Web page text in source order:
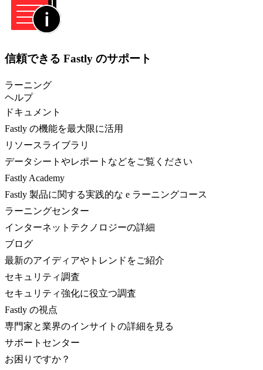
信頼できる Fastly のサポート
ラーニング
ヘルプ
ドキュメント
Fastly の機能を最大限に活用
リソースライブラリ
データシートやレポートなどをご覧ください
Fastly Academy
Fastly 製品に関する実践的な e ラーニングコース
ラーニングセンター
インターネットテクノロジーの詳細
ブログ
最新のアイディアやトレンドをご紹介
セキュリティ調査
セキュリティ強化に役立つ調査
Fastly の視点
専門家と業界のインサイトの詳細を見る
サポートセンター
お困りですか？